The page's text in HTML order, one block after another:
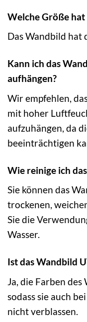
Welche Größe hat
Das Wandbild hat
Kann ich das
aufhängen?
Wir empfehlen,
mit hoher
aufzuhängen, da
beeinträchtigen
Wie reinige ich
Sie können das
trockenen,
Sie die
Wasser.
Ist das Wandbild
Ja, die Farben
sodass sie auch
nicht verblassen.